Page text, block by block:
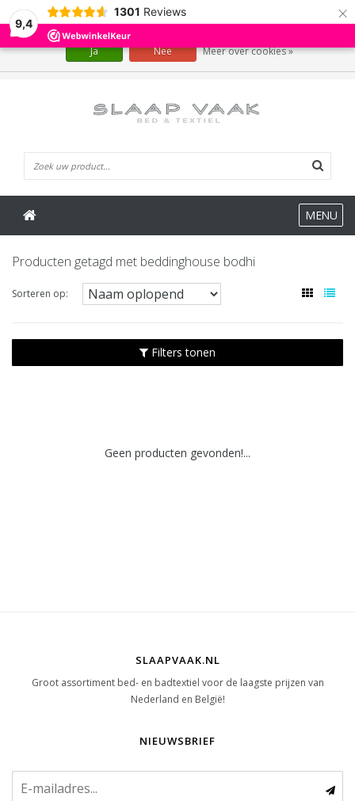
9,4
1301 Reviews ×
MENU
Producten getagd met beddinghouse bodhi
Sorteren op:
Filters tonen
Geen producten gevonden!...
SLAAPVAAK.NL
Groot assortiment bed- en badtextiel voor de laagste prijzen van
Nederland en België!
NIEUWSBRIEF
Wij slaan cookies op om onze website te verbeteren. Is dat akkoord?
Ja Nee Meer over cookies »